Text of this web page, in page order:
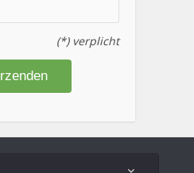
(*) verplicht